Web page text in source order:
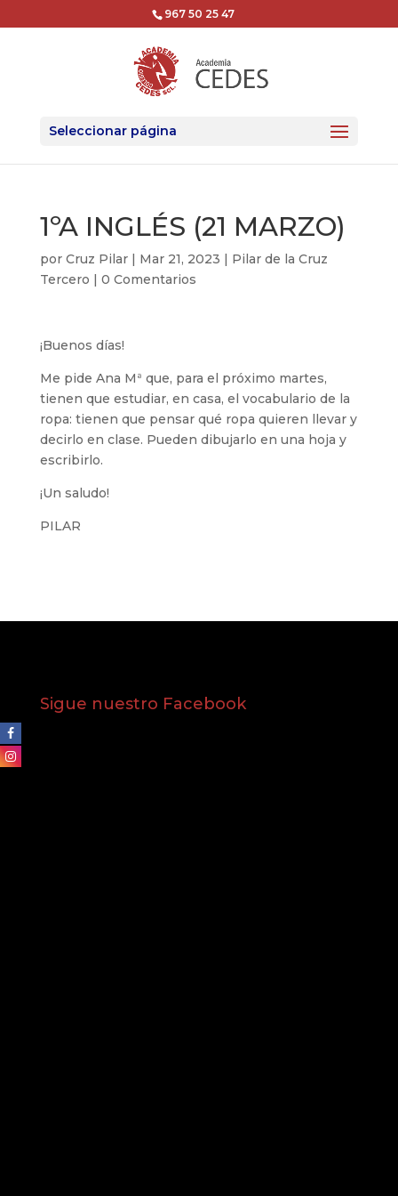
967 50 25 47
Seleccionar página
1ºA INGLÉS (21 MARZO)
por Cruz Pilar| Mar 21, 2023 | Pilar de la Cruz
Tercero | 0 Comentarios
¡Buenos días!
Me pide Ana Mª que, para el próximo martes,
tienen que estudiar, en casa, el vocabulario de la
ropa: tienen que pensar qué ropa quieren llevar y
decirlo en clase. Pueden dibujarlo en una hoja y
escribirlo.
¡Un saludo!
PILAR
Sigue nuestro Facebook